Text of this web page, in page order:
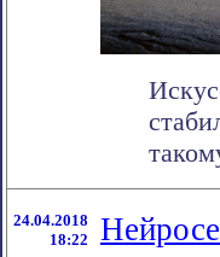
24.04.2018
18:22